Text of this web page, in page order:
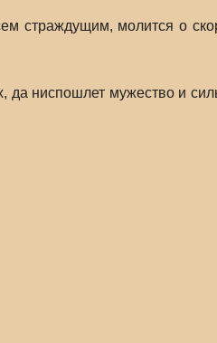
страждущим, молится о
ниспошлет мужество и